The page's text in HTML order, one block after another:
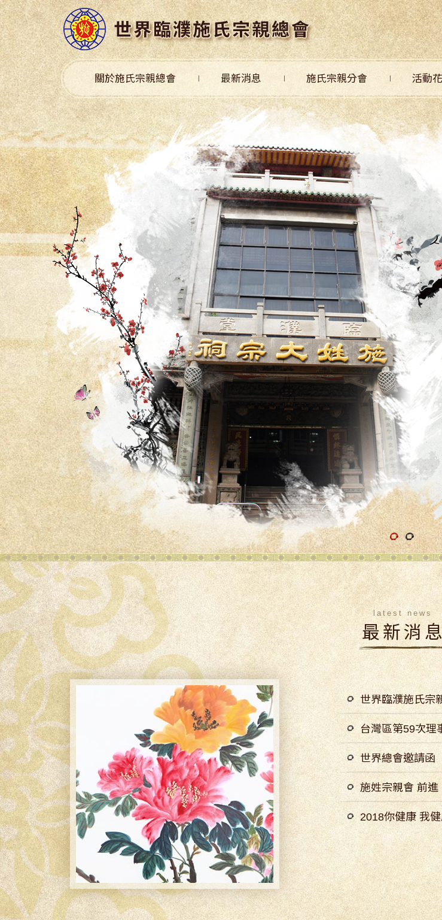
關於施氏宗親總會 最新消息 施氏宗親分會 活動
latest news
最新消
世界臨濮施氏宗
台灣區第59次理
世界總會邀請函
施姓宗親會 前
2018你健康 我